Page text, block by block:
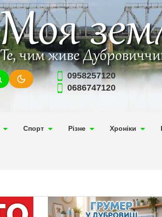
Моя
Те, чим живе
0958257120
0686747120
Спорт Різне Хроніки